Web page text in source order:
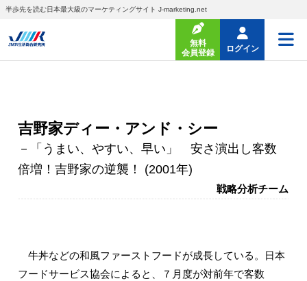
半歩先を読む日本最大級のマーケティングサイト J-marketing.net
無料
会員登録
ログイン
吉野家ディー・アンド・シー
－「うまい、やすい、早い」 安さ演出し客数
倍増！吉野家の逆襲！ (2001年)
戦略分析チーム
牛丼などの和風ファーストフードが成長している。日本
フードサービス協会によると、７月度が対前年で客数